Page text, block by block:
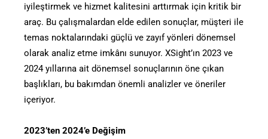
iyileştirmek ve hizmet kalitesini arttırmak için kritik bir
araç. Bu çalışmalardan elde edilen sonuçlar, müşteri ile
temas noktalarındaki güçlü ve zayıf yönleri dönemsel
olarak analiz etme imkânı sunuyor. XSight’ın 2023 ve
2024 yıllarına ait dönemsel sonuçlarının öne çıkan
başlıkları, bu bakımdan önemli analizler ve öneriler
içeriyor.
2023’ten 2024’e Değişim